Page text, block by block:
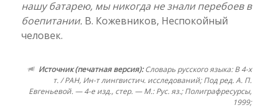
нашу батарею, мы никогда не знали перебоев в
боепитании. В. Кожевников, Неспокойный
человек.
Источник (печатная версия):Словарь русского языка: В 4-х
т. / РАН, Ин-т лингвистич. исследований; Под ред. А. П.
Евгеньевой. — 4-е изд., стер. — М.: Рус. яз.; Полиграфресурсы,
1999;